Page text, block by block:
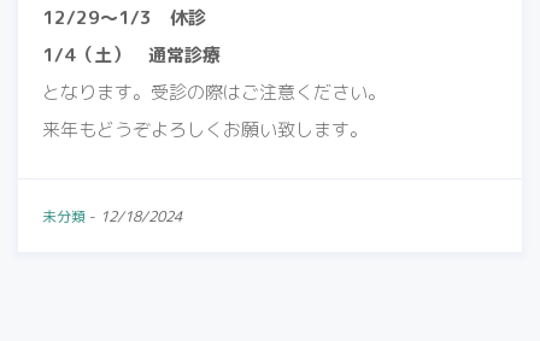
12/29〜1/3 休診
1/4（土） 通常診療
となります。受診の際はご注意ください。
来年もどうぞよろしくお願い致します。
未分類 - 12/18/2024